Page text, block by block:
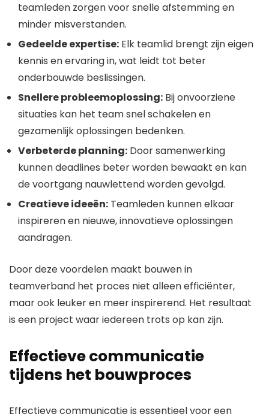
teamleden zorgen voor snelle afstemming en
minder misverstanden.
Gedeelde expertise: Elk teamlid brengt zijn eigen
kennis en ervaring in, wat leidt tot beter
onderbouwde beslissingen.
Snellere probleemoplossing: Bij onvoorziene
situaties kan het team snel schakelen en
gezamenlijk oplossingen bedenken.
Verbeterde planning: Door samenwerking
kunnen deadlines beter worden bewaakt en kan
de voortgang nauwlettend worden gevolgd.
Creatieve ideeën: Teamleden kunnen elkaar
inspireren en nieuwe, innovatieve oplossingen
aandragen.
Door deze voordelen maakt bouwen in
teamverband het proces niet alleen efficiënter,
maar ook leuker en meer inspirerend. Het resultaat
is een project waar iedereen trots op kan zijn.
Effectieve communicatie
tijdens het bouwproces
Effectieve communicatie is essentieel voor een